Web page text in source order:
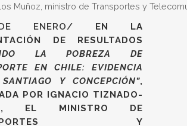
Muñoz, ministro de Transportes y
ENERO/ EN LA
DE RESULTADOS
LA POBREZA DE
EN CHILE: EVIDENCIA
Y CONCEPCIÓN”,
POR IGNACIO TIZNADO-
EL MINISTRO DE
Y